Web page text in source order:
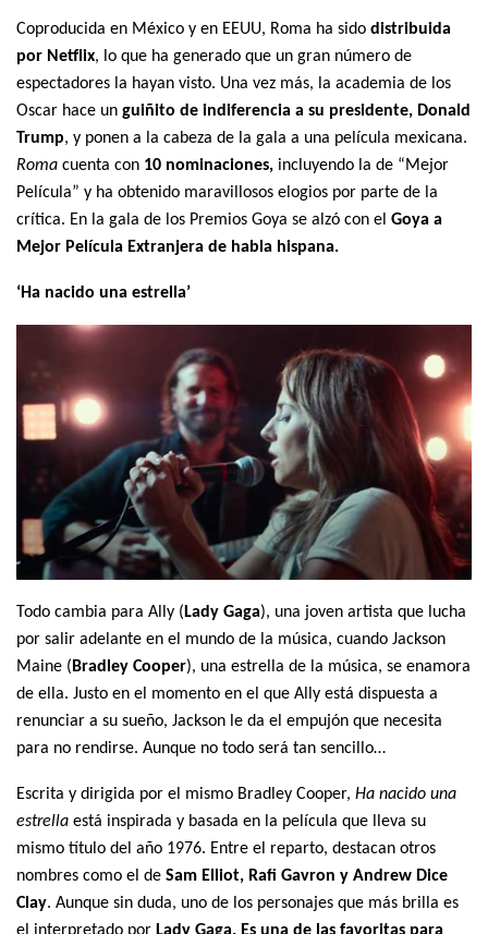
Coproducida en México y en EEUU, Roma ha sido distribuida
por Netflix, lo que ha generado que un gran número de
espectadores la hayan visto. Una vez más, la academia de los
Oscar hace un guiñito de indiferencia a su presidente, Donald
Trump, y ponen a la cabeza de la gala a una película mexicana.
Roma cuenta con 10 nominaciones, incluyendo la de “Mejor
Película” y ha obtenido maravillosos elogios por parte de la
crítica. En la gala de los Premios Goya se alzó con el Goya a
Mejor Película Extranjera de habla hispana.
‘Ha nacido una estrella’
Todo cambia para Ally ( Lady Gaga), una joven artista que lucha
por salir adelante en el mundo de la música, cuando Jackson
Maine ( Bradley Cooper), una estrella de la música, se enamora
de ella. Justo en el momento en el que Ally está dispuesta a
renunciar a su sueño, Jackson le da el empujón que necesita
para no rendirse. Aunque no todo será tan sencillo…
Escrita y dirigida por el mismo Bradley Cooper, Ha nacido una
estrella está inspirada y basada en la película que lleva su
mismo título del año 1976. Entre el reparto, destacan otros
nombres como el de Sam Elliot, Rafi Gavron y Andrew Dice
Clay. Aunque sin duda, uno de los personajes que más brilla es